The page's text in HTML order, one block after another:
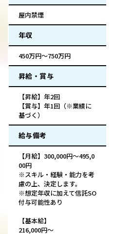
屋内禁煙
年収
450万円～750万円
昇給・賞与
【昇給】年2回
【賞与】年1回（※業績に
基づく）
給与備考
【月給】300,000円～495,0
00円
※スキル・経験・能力を考
慮の上、決定します。
※想定年収に加えて信託SO
付与可能性あり
【基本給】
216,000円～